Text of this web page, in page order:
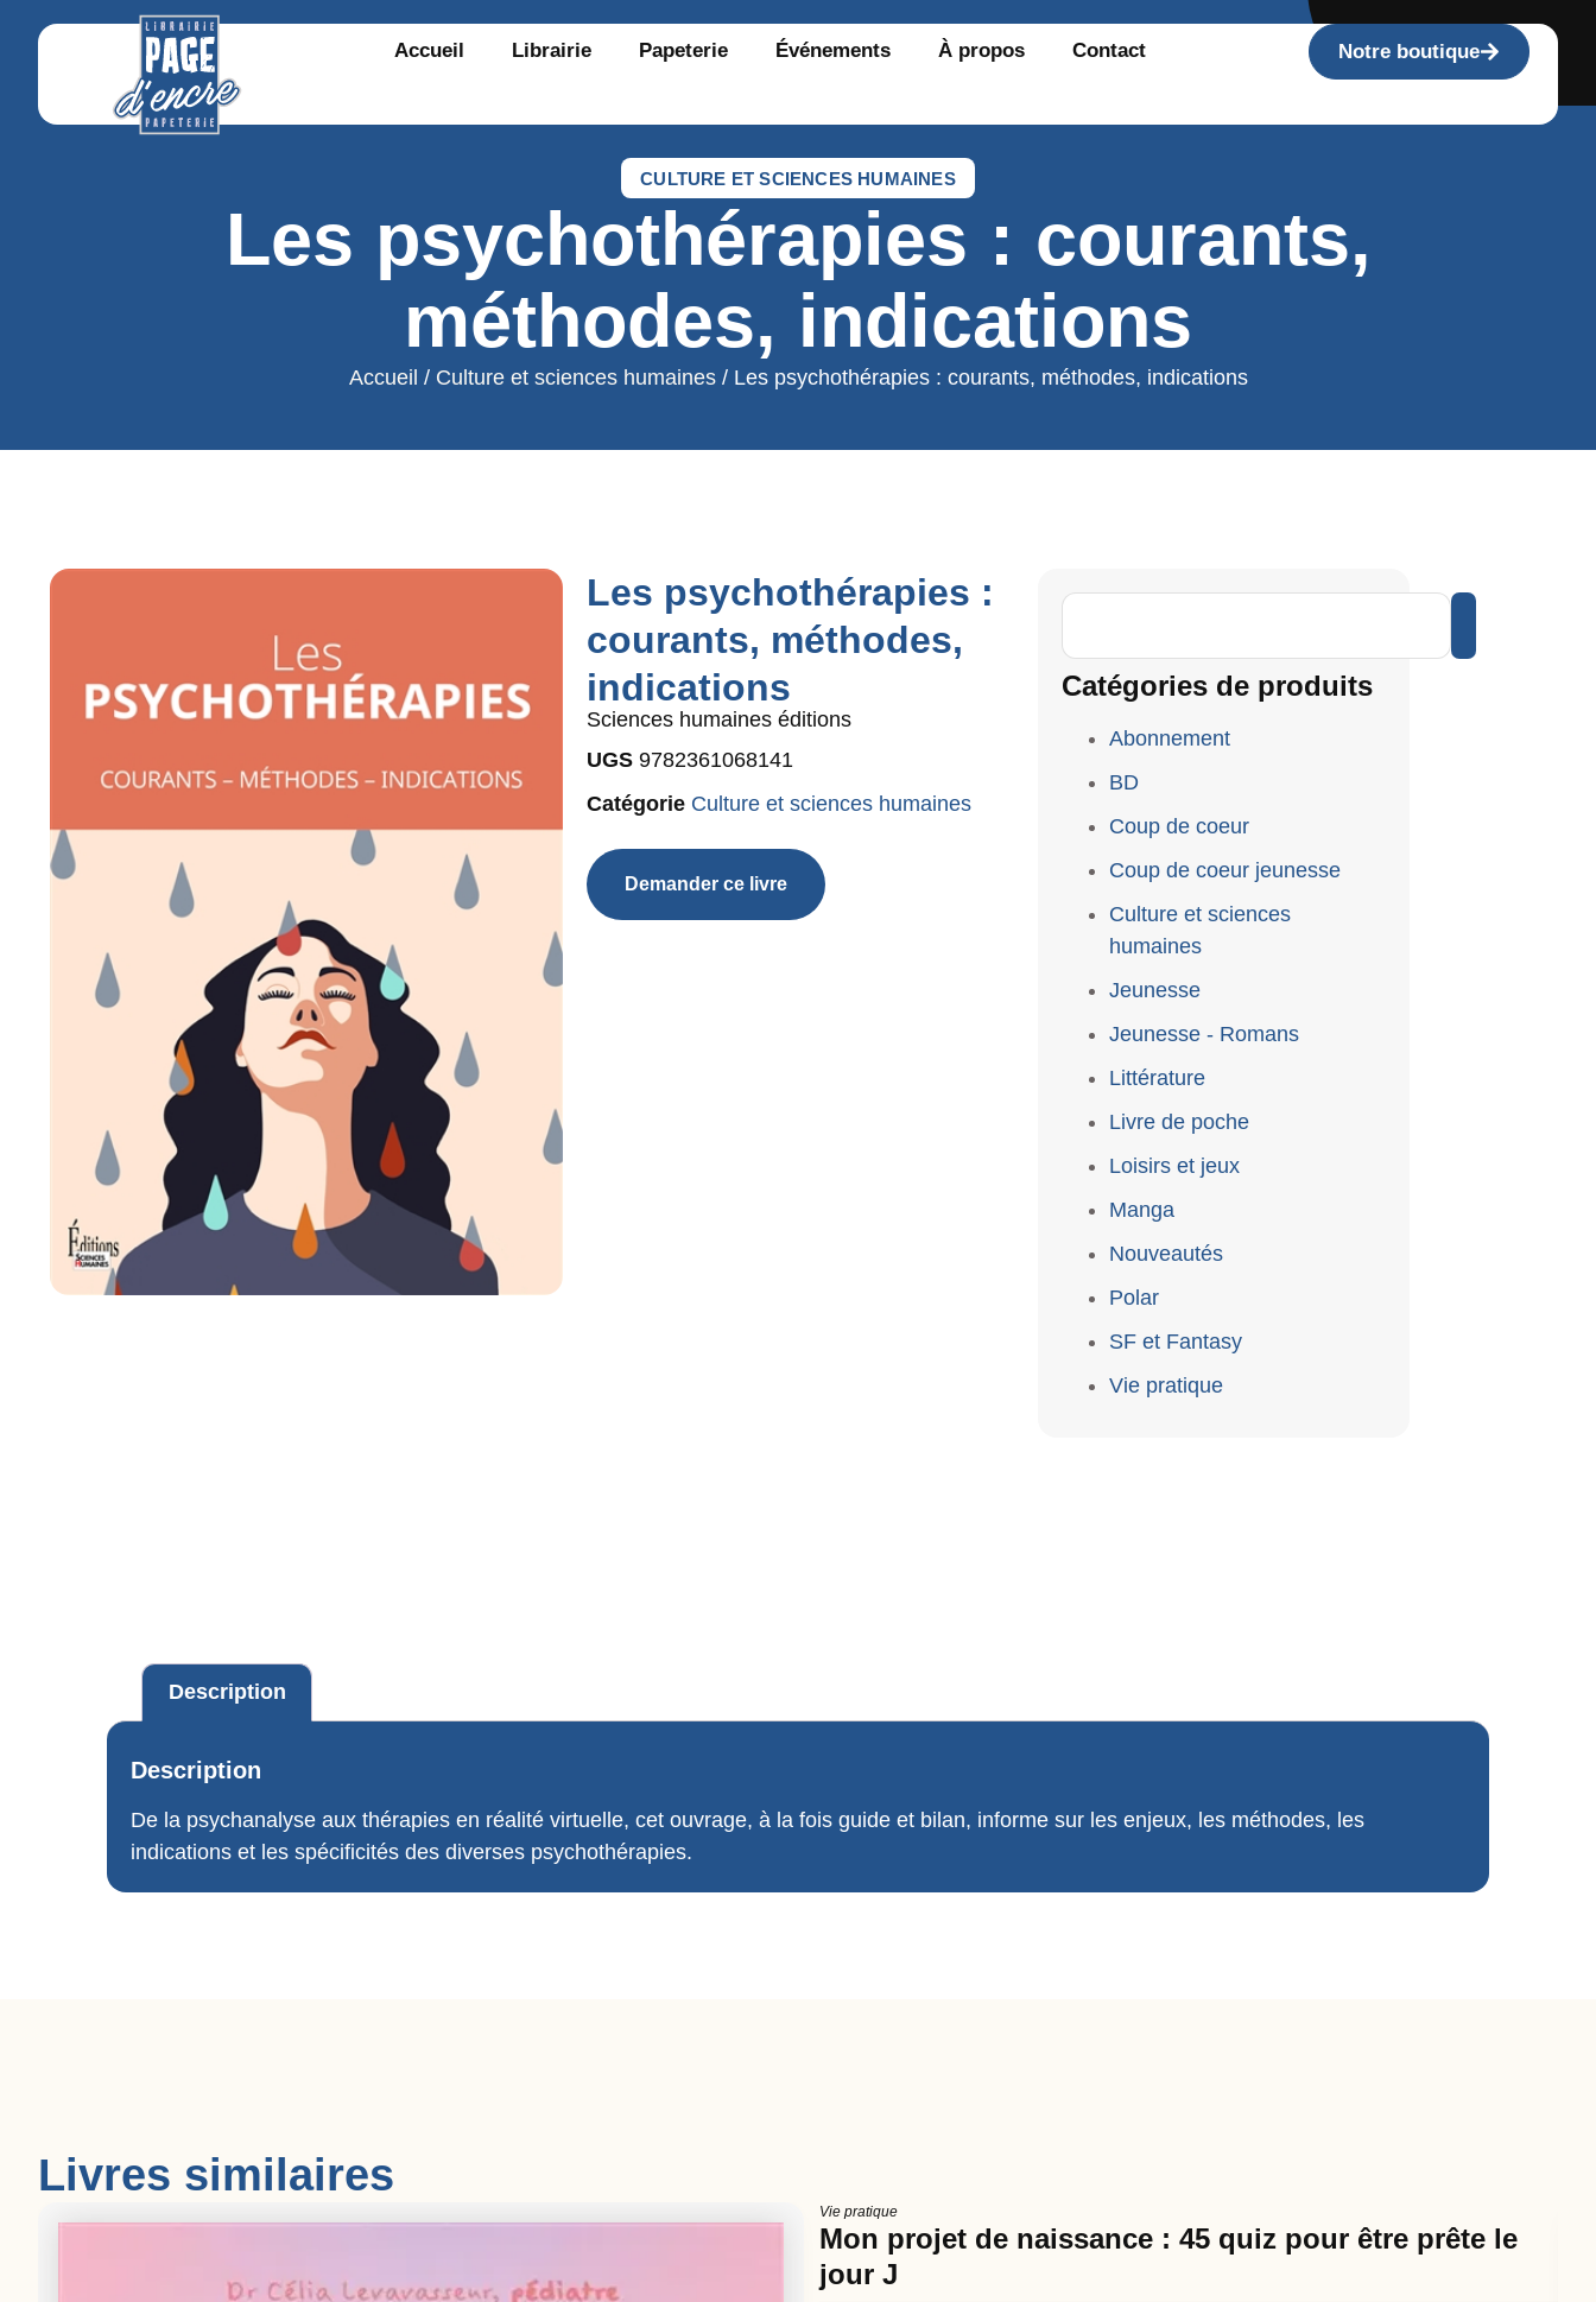
Accueil Librairie Papeterie Événements À propos Contact Notre boutique
CULTURE ET SCIENCES HUMAINES
Les psychothérapies : courants,
méthodes, indications
Accueil / Culture et sciences humaines/ Les psychothérapies : courants, méthodes, indications
Les psychothérapies :
courants, méthodes,
indications
Sciences humaines éditions
UGS 9782361068141
Catégorie Culture et sciences humaines
Demander ce livre
Catégories de produits
Abonnement
BD
Coup de coeur
Coup de coeur jeunesse
Culture et sciences
humaines
Jeunesse
Jeunesse - Romans
Littérature
Livre de poche
Loisirs et jeux
Manga
Nouveautés
Polar
SF et Fantasy
Vie pratique
Description
Description
De la psychanalyse aux thérapies en réalité virtuelle, cet ouvrage, à la fois guide et bilan, informe sur les enjeux, les méthodes, les
indications et les spécificités des diverses psychothérapies.
Livres similaires
Vie pratique
Mon projet de naissance : 45 quiz pour être prête le
jour J